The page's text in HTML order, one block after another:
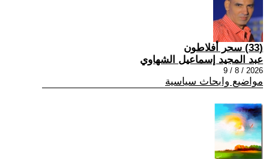
(33) سحر أفلاطون
عبد المجيد إسماعيل الشهاوي
2026 / 8 / 9
مواضيع وابحاث سياسية